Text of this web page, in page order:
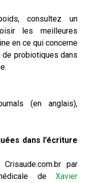
consultez un
les meilleures
en ce qui concerne
de probiotiques dans
(en anglais),
dans l’écriture
par
deXavier